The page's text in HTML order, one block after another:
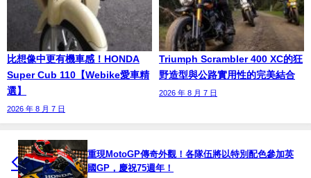
比想像中更有機車感！HONDA
Super Cub 110【Webike愛車精
選】
2026 年 8 月 7 日
Triumph Scrambler 400 XC的狂
野造型與公路實用性的完美結合
2026 年 8 月 7 日
重現MotoGP傳奇外觀！各隊伍將以特別配色參加英
國GP，慶祝75週年！